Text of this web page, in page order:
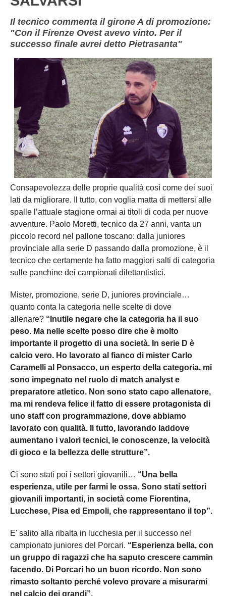
Il tecnico commenta il girone A di promozione:
"Con il Firenze Ovest avevo vinto. Per il
successo finale avrei detto Pietrasanta"
Consapevolezza delle proprie qualità così come dei suoi
lati da migliorare. Il tutto, con voglia matta di mettersi alle
spalle l’attuale stagione ormai ai titoli di coda per nuove
avventure. Paolo Moretti, tecnico da 27 anni, vanta un
piccolo record nel pallone toscano: dalla juniores
provinciale alla serie D passando dalla promozione, è il
tecnico che certamente ha fatto maggiori salti di categoria
sulle panchine dei campionati dilettantistici.
Mister, promozione, serie D, juniores provinciale…
quanto conta la categoria nelle scelte di dove
allenare? “Inutile negare che la categoria ha il suo
peso. Ma nelle scelte posso dire che è molto
importante il progetto di una società. In serie D è
calcio vero. Ho lavorato al fianco di mister Carlo
Caramelli al Ponsacco, un esperto della categoria, mi
sono impegnato nel ruolo di match analyst e
preparatore atletico. Non sono stato capo allenatore,
ma mi rendeva felice il fatto di essere protagonista di
uno staff con programmazione, dove abbiamo
lavorato con qualità. Il tutto, lavorando laddove
aumentano i valori tecnici, le conoscenze, la velocità
di gioco e la bellezza delle strutture”.
Ci sono stati poi i settori giovanili… “Una bella
esperienza, utile per farmi le ossa. Sono stati settori
giovanili importanti, in società come Fiorentina,
Lucchese, Pisa ed Empoli, che rappresentano il top”.
E' salito alla ribalta in lucchesia per il successo nel
campionato juniores del Porcari. “Esperienza bella, con
un gruppo di ragazzi che ha saputo crescere cammin
facendo. Di Porcari ho un buon ricordo. Non sono
rimasto soltanto perché volevo provare a misurarmi
nel calcio dei grandi”.